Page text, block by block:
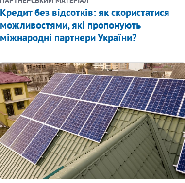
​Кредит без відсотків: як скористатися
можливостями, які пропонують
міжнародні партнери України?